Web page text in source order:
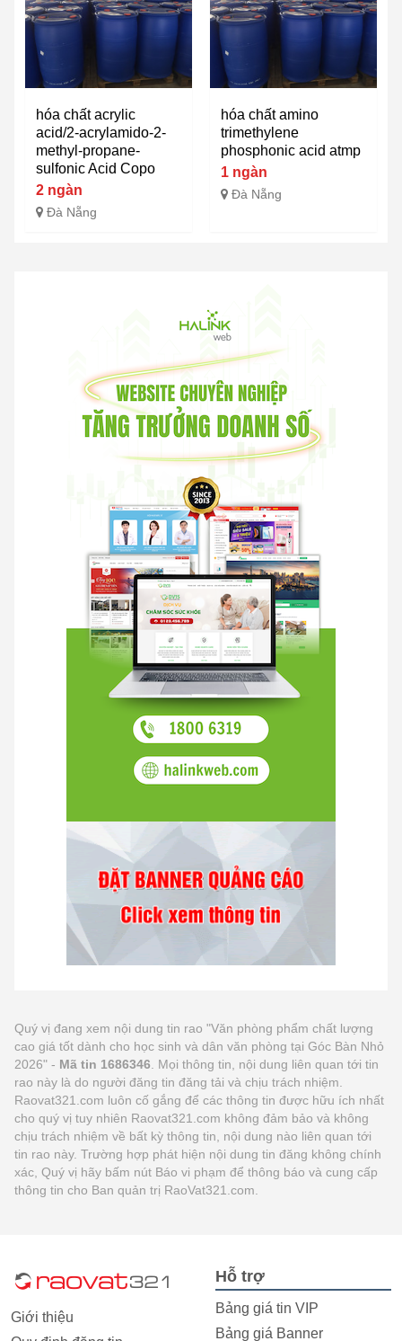
hóa chất acrylic
acid/2-acrylamido-2-
methyl-propane-
sulfonic Acid Copo
2 ngàn
Đà Nẵng
hóa chất amino
trimethylene
phosphonic acid atmp
1 ngàn
Đà Nẵng
Quý vị đang xem nội dung tin rao "Văn phòng phẩm chất lượng
cao giá tốt dành cho học sinh và dân văn phòng tại Góc Bàn Nhỏ
2026" - Mã tin 1686346 . Mọi thông tin, nội dung liên quan tới tin
rao này là do người đăng tin đăng tải và chịu trách nhiệm.
Raovat321.com luôn cố gắng để các thông tin được hữu ích nhất
cho quý vị tuy nhiên Raovat321.com không đảm bảo và không
chịu trách nhiệm về bất kỳ thông tin, nội dung nào liên quan tới
tin rao này. Trường hợp phát hiện nội dung tin đăng không chính
xác, Quý vị hãy bấm nút Báo vi phạm để thông báo và cung cấp
thông tin cho Ban quản trị RaoVat321.com.
Giới thiệu
Hỗ trợ
Bảng giá tin VIP
Bảng giá Banner